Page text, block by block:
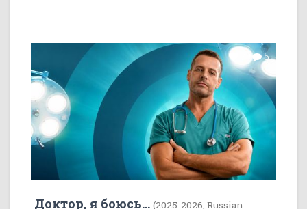
7 5
Доктор, я боюсь... (2025-2026, Russian